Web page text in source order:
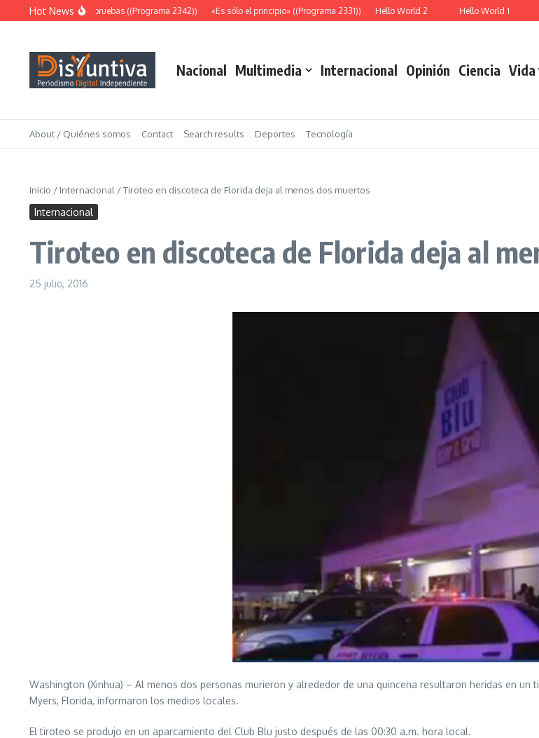
Saltar al contenido
Hot News
Abundantes pruebas ((Programa 2342)) «Es sólo el principio» ((Programa 2331)) Hello World 2 Hello World 1
Nacional Multimedia Internacional Opinión Ciencia Vida
About / Quiénes somos Contact Search results Deportes Tecnología
Inicio / Internacional /Tiroteo en discoteca de Florida deja al menos dos muertos
Internacional
Tiroteo en discoteca de Florida deja al
25 julio, 2016
Washington (Xinhua) – Al menos dos personas murieron y alrededor de una quincena resultaron heridas en
Myers, Florida, informaron los medios locales.
El tiroteo se produjo en un aparcamiento del Club Blu justo después de las 00:30 a.m. hora local.